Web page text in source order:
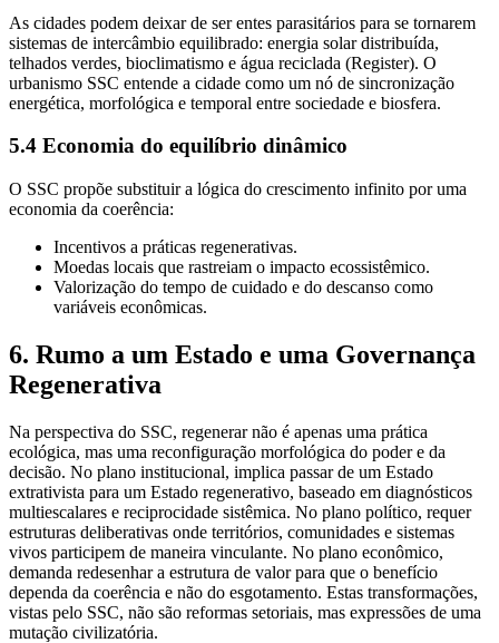
As cidades podem deixar de ser entes parasitários para se tornarem
sistemas de intercâmbio equilibrado: energia solar distribuída,
telhados verdes, bioclimatismo e água reciclada (Register). O
urbanismo SSC entende a cidade como um nó de sincronização
energética, morfológica e temporal entre sociedade e biosfera.
5.4 Economia do equilíbrio dinâmico
O SSC propõe substituir a lógica do crescimento infinito por uma
economia da coerência:
Incentivos a práticas regenerativas.
Moedas locais que rastreiam o impacto ecossistêmico.
Valorização do tempo de cuidado e do descanso como
variáveis econômicas.
6. Rumo a um Estado e uma Governança
Regenerativa
Na perspectiva do SSC, regenerar não é apenas uma prática
ecológica, mas uma reconfiguração morfológica do poder e da
decisão. No plano institucional, implica passar de um Estado
extrativista para um Estado regenerativo, baseado em diagnósticos
multiescalares e reciprocidade sistêmica. No plano político, requer
estruturas deliberativas onde territórios, comunidades e sistemas
vivos participem de maneira vinculante. No plano econômico,
demanda redesenhar a estrutura de valor para que o benefício
dependa da coerência e não do esgotamento. Estas transformações,
vistas pelo SSC, não são reformas setoriais, mas expressões de uma
mutação civilizatória.